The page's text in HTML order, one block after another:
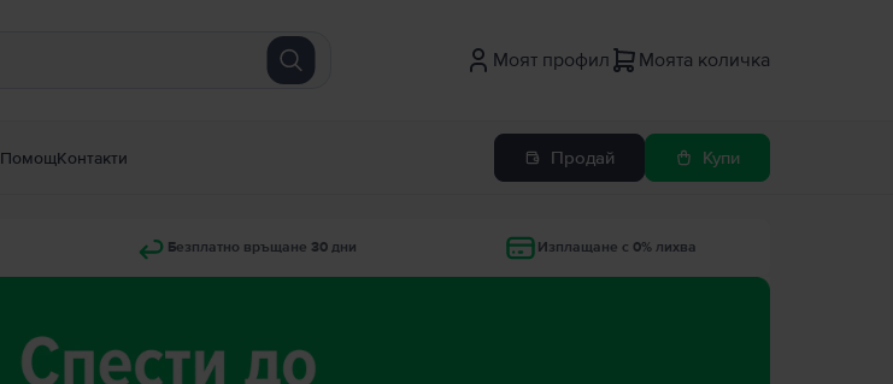
Моят профил Моята количка
ПомощКонтакти Продай Купи
Безплатно връщане 30 дни Изплащане с 0% лихва